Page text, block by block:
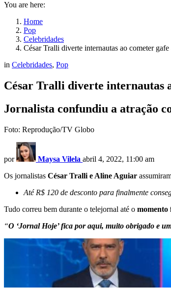
You are here:
Home
Pop
Celebridades
César Tralli diverte internautas ao cometer
in Celebridades, Pop
César Tralli diverte internautas
Jornalista confundiu a atração
Foto: Reprodução/TV Globo
por Maysa Vilela abril 4, 2022, 11:00 am
Os jornalistas César Tralli e Aline Aguiar
Até R$ 120 de desconto para finalmente
Tudo correu bem durante o telejornal até o momento
“O ‘Jornal Hoje’ fica por aqui, muito obrigado e